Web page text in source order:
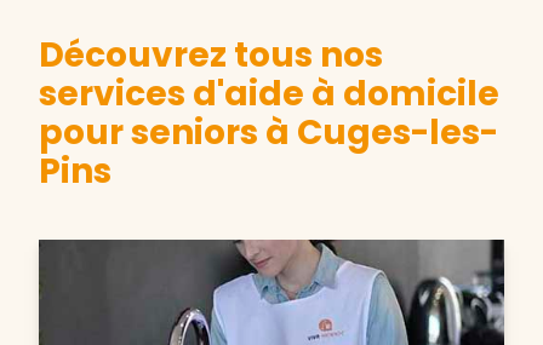
Découvrez tous nos
services d'aide à domicile
pour seniors à Cuges-les-
Pins